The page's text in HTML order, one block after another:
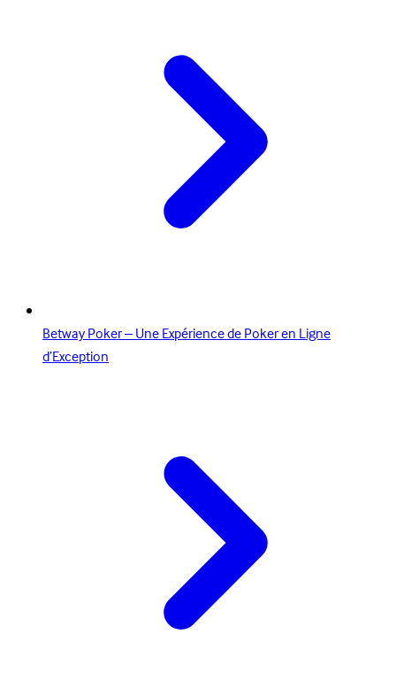
Betway Poker – Une Expérience de Poker en Ligne
d’Exception